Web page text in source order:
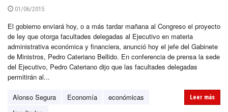
01/06/2015
El gobierno enviará hoy, o a más tardar mañana al Congreso el proyecto
de ley que otorga facultades delegadas al Ejecutivo en materia
administrativa económica y financiera, anunció hoy el jefe del Gabinete
de Ministros, Pedro Cateriano Bellido. En conferencia de prensa la sede
del Ejecutivo, Pedro Cateriano dijo que las facultades delegadas
permitirán al...
Alonso Segura Economía
económicas
Leer más